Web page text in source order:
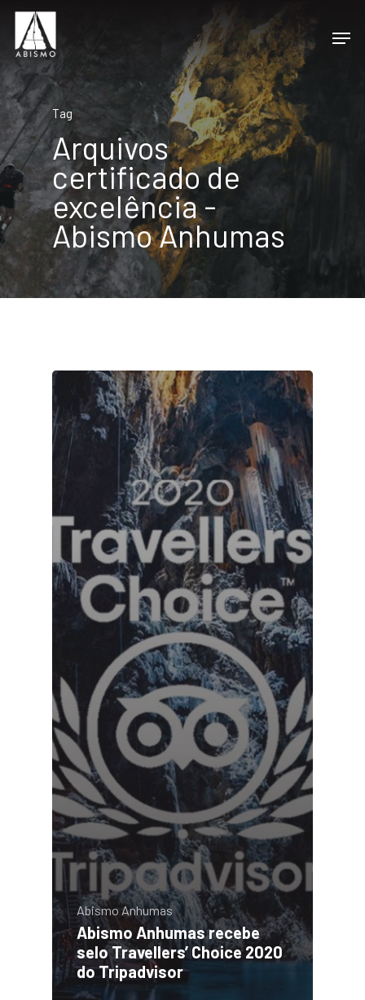
Tag
Arquivos
certificado de
excelência -
Abismo Anhumas
Abismo Anhumas
Abismo Anhumas recebe
selo Travellers’ Choice 2020
do Tripadvisor